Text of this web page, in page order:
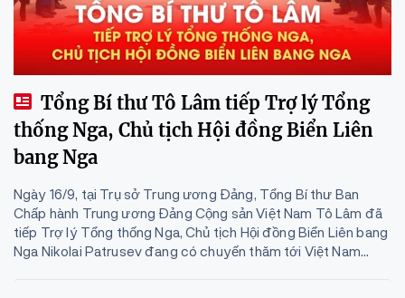
Tổng Bí thư Tô Lâm tiếp Trợ lý Tổng
thống Nga, Chủ tịch Hội đồng Biển Liên
bang Nga
Ngày 16/9, tại Trụ sở Trung ương Đảng, Tổng Bí thư Ban
Chấp hành Trung ương Đảng Cộng sản Việt Nam Tô Lâm đã
tiếp Trợ lý Tổng thống Nga, Chủ tịch Hội đồng Biển Liên bang
Nga Nikolai Patrusev đang có chuyến thăm tới Việt Nam...